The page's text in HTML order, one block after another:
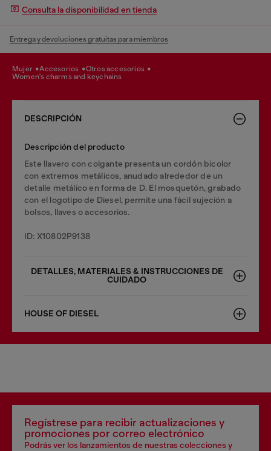
Consulta la disponibilidad en tienda
Entrega y devoluciones gratuitas para miembros
mujer accesorios
otros accesorios
women's charms and keychains
DESCRIPCIÓN
Descripción del producto
Este llavero con colgante presenta un cordón bicolor
con extremos metálicos, anudado alrededor de un
detalle metálico en forma de D. El mosquetón, grabado
con el logotipo de Diesel, permite una fácil sujeción a
bolsos, llaves o accesorios.
ID: X10802P9138
DETALLES, MATERIALES & INSTRUCCIONES DE
CUIDADO
HOUSE OF DIESEL
Regístrese para recibir actualizaciones y
promociones por correo electrónico
Podrás ver los lanzamientos de nuestras colecciones y